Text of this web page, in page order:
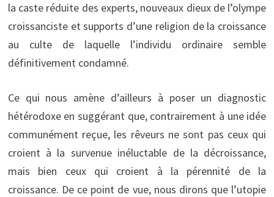
la caste réduite des experts, nouveaux dieux de l’olympe
croissanciste et supports d’une religion de la croissance
au culte de laquelle l’individu ordinaire semble
définitivement condamné.
Ce qui nous amène d’ailleurs à poser un diagnostic
hétérodoxe en suggérant que, contrairement à une idée
communément reçue, les rêveurs ne sont pas ceux qui
croient à la survenue inéluctable de la décroissance,
mais bien ceux qui croient à la pérennité de la
croissance. De ce point de vue, nous dirons que l’utopie